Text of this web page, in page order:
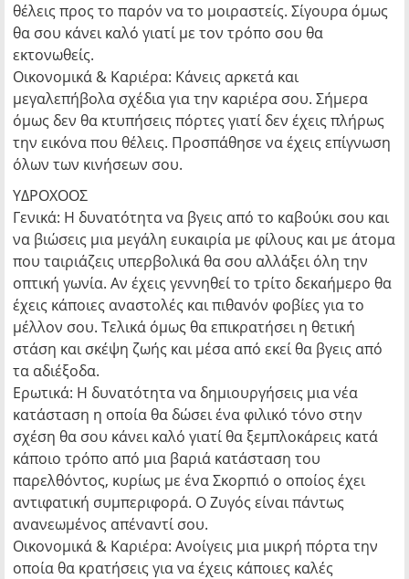
θέλεις προς το παρόν να το μοιραστείς. Σίγουρα όμως
θα σου κάνει καλό γιατί με τον τρόπο σου θα
εκτονωθείς.
Οικονομικά & Καριέρα: Κάνεις αρκετά και
μεγαλεπήβολα σχέδια για την καριέρα σου. Σήμερα
όμως δεν θα κτυπήσεις πόρτες γιατί δεν έχεις πλήρως
την εικόνα που θέλεις. Προσπάθησε να έχεις επίγνωση
όλων των κινήσεων σου.
ΥΔΡΟΧΟΟΣ
Γενικά: Η δυνατότητα να βγεις από το καβούκι σου και
να βιώσεις μια μεγάλη ευκαιρία με φίλους και με άτομα
που ταιριάζεις υπερβολικά θα σου αλλάξει όλη την
οπτική γωνία. Αν έχεις γεννηθεί το τρίτο δεκαήμερο θα
έχεις κάποιες αναστολές και πιθανόν φοβίες για το
μέλλον σου. Τελικά όμως θα επικρατήσει η θετική
στάση και σκέψη ζωής και μέσα από εκεί θα βγεις από
τα αδιέξοδα.
Ερωτικά: Η δυνατότητα να δημιουργήσεις μια νέα
κατάσταση η οποία θα δώσει ένα φιλικό τόνο στην
σχέση θα σου κάνει καλό γιατί θα ξεμπλοκάρεις κατά
κάποιο τρόπο από μια βαριά κατάσταση του
παρελθόντος, κυρίως με ένα Σκορπιό ο οποίος έχει
αντιφατική συμπεριφορά. Ο Ζυγός είναι πάντως
ανανεωμένος απέναντί σου.
Οικονομικά & Καριέρα: Ανοίγεις μια μικρή πόρτα την
οποία θα κρατήσεις για να έχεις κάποιες καλές